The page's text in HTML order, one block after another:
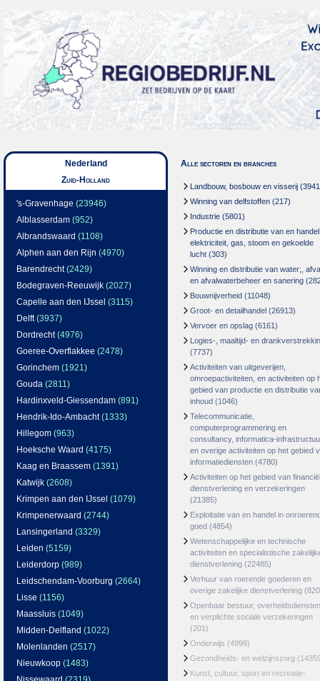
Nederland
Zuid-Holland
's-Gravenhage (23946)
Alblasserdam (952)
Albrandswaard (1108)
Alphen aan den Rijn (4970)
Barendrecht(2429)
Bodegraven-Reeuwijk (2027)
Capelle aan den IJssel (3115)
Delft(3937)
Dordrecht(4976)
Goeree-Overflakkee (2478)
Gorinchem (1921)
Gouda (2811)
Hardinxveld-Giessendam (891)
Hendrik-Ido-Ambacht(1333)
Hillegom (963)
Hoeksche Waard (4175)
Kaag en Braassem (1391)
Katwijk (2608)
Krimpen aan den IJssel (1079)
Krimpenerwaard (2744)
Lansingerland (3329)
Leiden (5159)
Leiderdorp (989)
Leidschendam-Voorburg (2664)
Lisse (1156)
Maassluis (1049)
Midden-Delfland (1022)
Molenlanden (2517)
Nieuwkoop (1483)
Alle sectoren en branches
Landbouw, bosbouw en visserij
Winning van delfstoffen (217)
Industrie (5801)
Productie en distributie van en
elektriciteit, gas, stoom en gekoelde
lucht (303)
Winning en distributie van water;,
en afvalwaterbeheer en sanering
Bouwnijverheid (11048)
Groot- en detailhandel (26913)
Vervoer en opslag (6161)
Logies-, maaltijd- en
(7737)
Activiteiten van uitgeverijen,
omroepactiviteiten, en activiteiten op
gebied van productie en distributie
inhoud (1046)
Telecommunicatie,
computerprogrammering en
consultancy, informatica-
en overige activiteiten op het gebied
informatiediensten (4780)
Activiteiten op het gebied van
dienstverlening en verzekeringen
(21385)
Exploitatie van en handel in
goed (4854)
Wetenschappelijke en technische
activiteiten en specialistische
dienstverlening (22485)
Verhuur van roerende goederen en
overige zakelijke dienstverlening
Openbaar bestuur, overheidsdiensten
en verplichte sociale verzekeringen
(201)
Onderwijs (4998)
Gezondheids- en welzijnszorg
Kunst, cultuur, sport en recreatie-